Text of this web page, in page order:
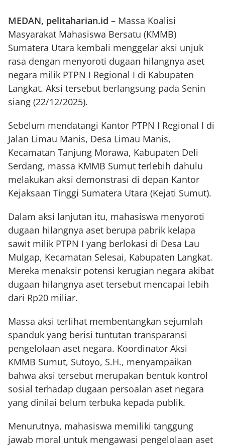
MEDAN, pelitaharian.id – Massa Koalisi
Masyarakat Mahasiswa Bersatu (KMMB)
Sumatera Utara kembali menggelar aksi unjuk
rasa dengan menyoroti dugaan hilangnya aset
negara milik PTPN I Regional I di Kabupaten
Langkat. Aksi tersebut berlangsung pada Senin
siang (22/12/2025).
Sebelum mendatangi Kantor PTPN I Regional I di
Jalan Limau Manis, Desa Limau Manis,
Kecamatan Tanjung Morawa, Kabupaten Deli
Serdang, massa KMMB Sumut terlebih dahulu
melakukan aksi demonstrasi di depan Kantor
Kejaksaan Tinggi Sumatera Utara (Kejati Sumut).
Dalam aksi lanjutan itu, mahasiswa menyoroti
dugaan hilangnya aset berupa pabrik kelapa
sawit milik PTPN I yang berlokasi di Desa Lau
Mulgap, Kecamatan Selesai, Kabupaten Langkat.
Mereka menaksir potensi kerugian negara akibat
dugaan hilangnya aset tersebut mencapai lebih
dari Rp20 miliar.
Massa aksi terlihat membentangkan sejumlah
spanduk yang berisi tuntutan transparansi
pengelolaan aset negara. Koordinator Aksi
KMMB Sumut, Sutoyo, S.H., menyampaikan
bahwa aksi tersebut merupakan bentuk kontrol
sosial terhadap dugaan persoalan aset negara
yang dinilai belum terbuka kepada publik.
Menurutnya, mahasiswa memiliki tanggung
jawab moral untuk mengawasi pengelolaan aset